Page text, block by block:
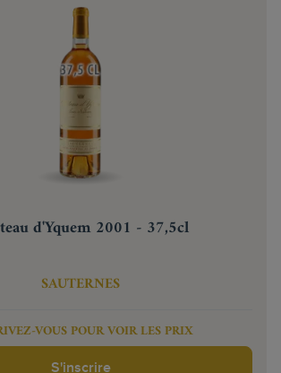
d'Yquem 2001 - 37,5cl
SAUTERNES
VOUS POUR VOIR LES PRIX
S'inscrire